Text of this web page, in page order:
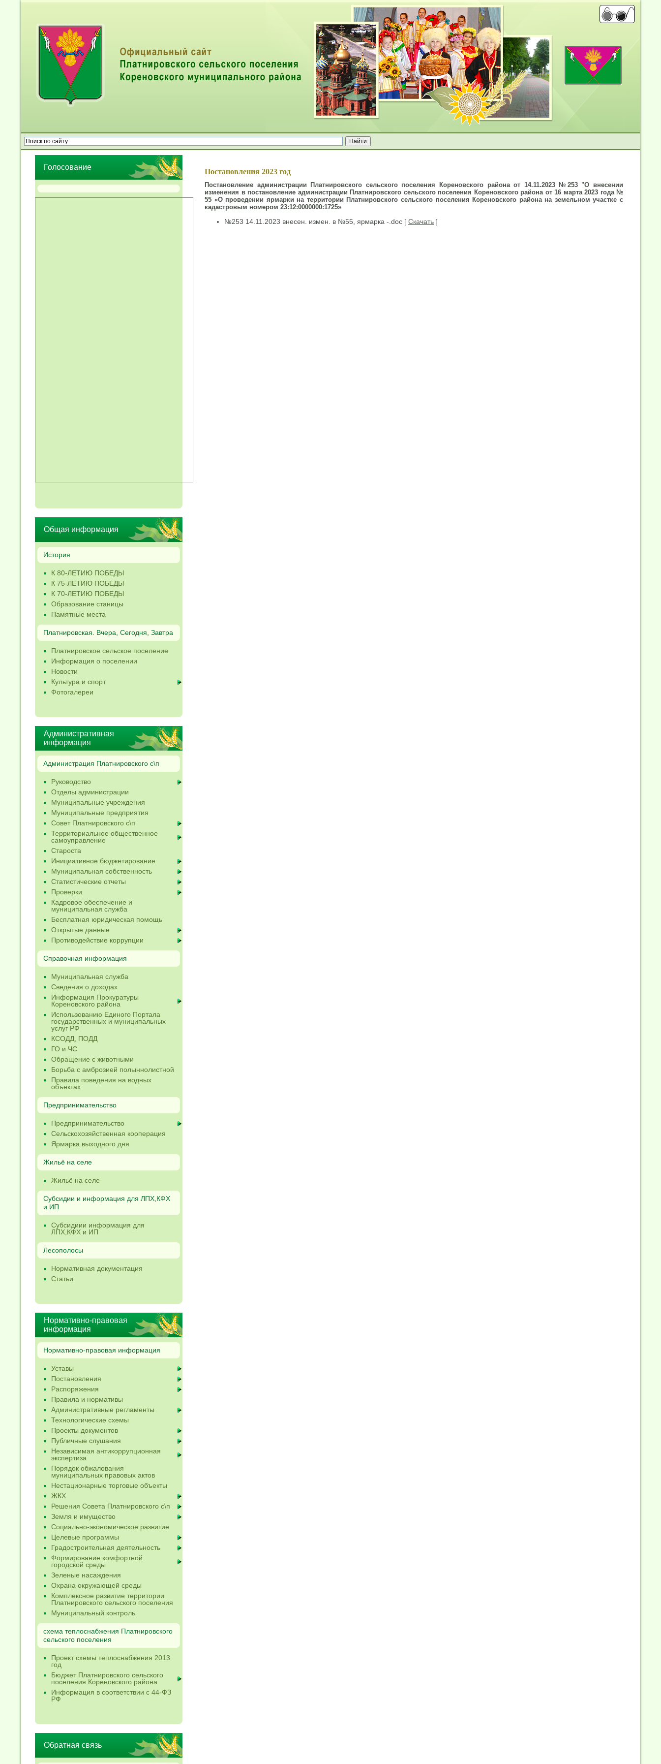
Голосование
Общая информация
История
К 80-ЛЕТИЮ ПОБЕДЫ
К 75-ЛЕТИЮ ПОБЕДЫ
К 70-ЛЕТИЮ ПОБЕДЫ
Образование станицы
Памятные места
Платнировская. Вчера, Сегодня, Завтра
Платнировское сельское поселение
Информация о поселении
Новости
Культура и спорт
Фотогалереи
Административная
информация
Администрация Платнировского с\п
Руководство
Отделы администрации
Муниципальные учреждения
Муниципальные предприятия
Совет Платнировского с\п
Территориальное общественное
самоуправление
Староста
Инициативное бюджетирование
Муниципальная собственность
Статистические отчеты
Проверки
Кадровое обеспечение и
муниципальная служба
Бесплатная юридическая помощь
Открытые данные
Противодействие коррупции
Справочная информация
Муниципальная служба
Сведения о доходах
Информация Прокуратуры
Кореновского района
Использованию Единого Портала
государственных и муниципальных
услуг РФ
КСОДД, ПОДД
ГО и ЧС
Обращение с животными
Борьба с амброзией полыннолистной
Правила поведения на водных
объектах
Предпринимательство
Предпринимательство
Сельскохозяйственная кооперация
Ярмарка выходного дня
Жильё на селе
Жильё на селе
Субсидии и информация для ЛПХ,КФХ
и ИП
Субсидиии информация для
ЛПХ,КФХ и ИП
Лесополосы
Нормативная документация
Статьи
Нормативно-правовая
информация
Нормативно-правовая информация
Уставы
Постановления
Распоряжения
Правила и нормативы
Административные регламенты
Технологические схемы
Проекты документов
Публичные слушания
Независимая антикоррупционная
экспертиза
Порядок обжалования
муниципальных правовых актов
Нестационарные торговые объекты
ЖКХ
Решения Совета Платнировского с\п
Земля и имущество
Социально-экономическое развитие
Целевые программы
Градостроительная деятельность
Формирование комфортной
городской среды
Зеленые насаждения
Охрана окружающей среды
Комплексное развитие территории
Платнировского сельского поселения
Муниципальный контроль
схема теплоснабжения Платнировского
сельского поселения
Проект схемы теплоснабжения 2013
год
Бюджет Платнировского сельского
поселения Кореновского района
Информация в соответствии с 44-ФЗ
РФ
Обратная связь
Постановления 2023 год
Постановление администрации Платнировского сельского поселения Кореновского района от 14.11.2023 №253 "О внесении
изменения в постановление администрации Платнировского сельского поселения Кореновского района от 16 марта 2023 года №
55 «О проведении ярмарки на территории Платнировского сельского поселения Кореновского района на земельном участке с
кадастровым номером 23:12:0000000:1725»
№253 14.11.2023 внесен. измен. в №55, ярмарка -.doc [ Скачать ]